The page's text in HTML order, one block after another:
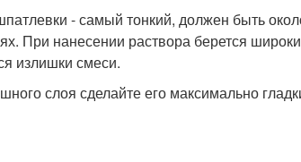
- самый тонкий, должен быть
При нанесении раствора берется
излишки смеси.
слоя сделайте его максимально